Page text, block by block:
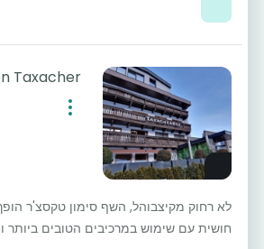
Taxacher
לא רחוק מקיצבוהל, השף סימון טקסצ'ר
חושית עם שימוש במרכיבים הטובים ביותר